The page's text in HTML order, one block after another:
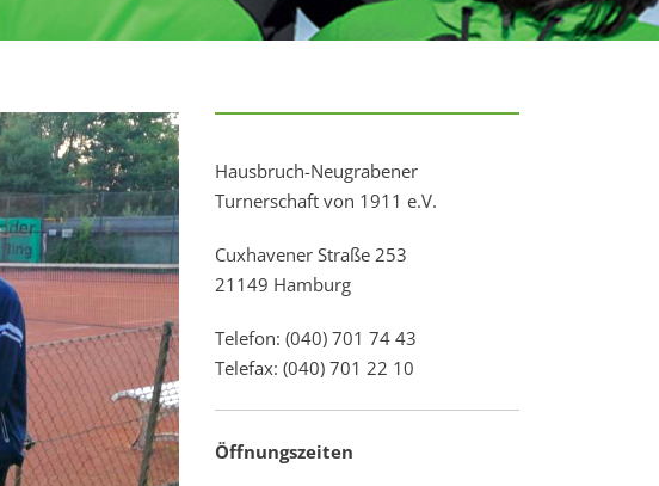
Hausbruch-Neugrabener
Turnerschaft von 1911 e.V.
Cuxhavener Straße 253
21149 Hamburg
Telefon: (040) 701 74 43
Telefax: (040) 701 22 10
Öffnungszeiten